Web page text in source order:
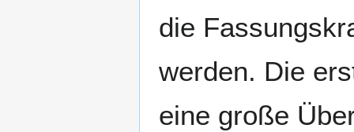
die
werden. Die
eine große